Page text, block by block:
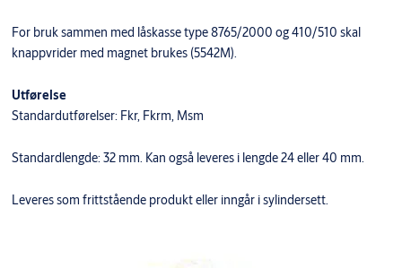
For bruk sammen med låskasse type 8765/2000 og 410/510 skal
knappvrider med magnet brukes (5542M).
Utførelse
Standardutførelser: Fkr, Fkrm, Msm
Standardlengde: 32 mm. Kan også leveres i lengde 24 eller 40 mm.
Leveres som frittstående produkt eller inngår i sylindersett.